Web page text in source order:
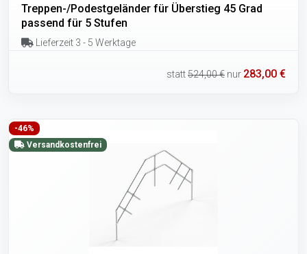
Treppen-/Podestgeländer für Überstieg 45 Grad
passend für 5 Stufen
Lieferzeit 3 - 5 Werktage
statt524,00 € nur 283,00 €
-46%
Versandkostenfrei